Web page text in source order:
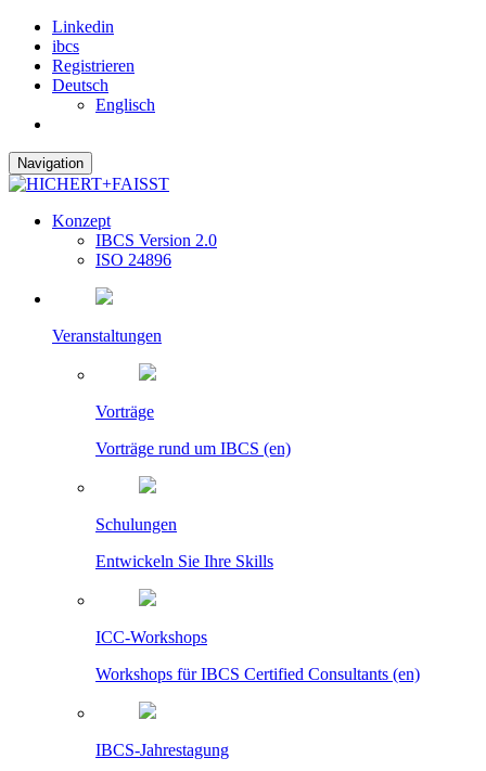
Linkedin
ibcs
Registrieren
Deutsch
Englisch
Navigation
Konzept
IBCS Version 2.0
ISO 24896
Veranstaltungen
Vorträge
Vorträge rund um IBCS (en)
Schulungen
Entwickeln Sie Ihre Skills
ICC-Workshops
Workshops für IBCS Certified Consultants (en)
IBCS-Jahrestagung